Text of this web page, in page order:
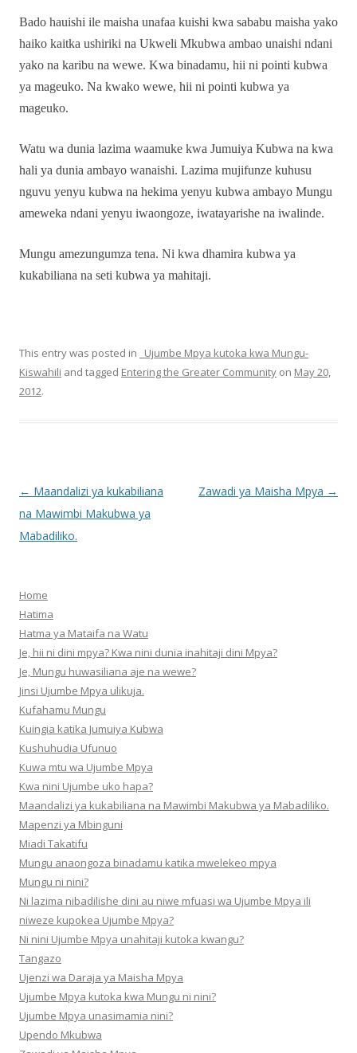
Bado hauishi ile maisha unafaa kuishi kwa sababu maisha yako
haiko kaitka ushiriki na Ukweli Mkubwa ambao unaishi ndani
yako na karibu na wewe. Kwa binadamu, hii ni pointi kubwa
ya mageuko. Na kwako wewe, hii ni pointi kubwa ya
mageuko.
Watu wa dunia lazima waamuke kwa Jumuiya Kubwa na kwa
hali ya dunia ambayo wanaishi. Lazima mujifunze kuhusu
nguvu yenyu kubwa na hekima yenyu kubwa ambayo Mungu
ameweka ndani yenyu iwaongoze, iwatayarishe na iwalinde.
Mungu amezungumza tena. Ni kwa dhamira kubwa ya
kukabiliana na seti kubwa ya mahitaji.
This entry was posted in
_Ujumbe Mpya kutoka kwa Mungu-
Kiswahili and tagged Entering the Greater Community on May 20,
2012.
Post
navigation
← Maandalizi ya kukabiliana
na Mawimbi Makubwa ya
Mabadiliko.
Zawadi ya Maisha Mpya →
Home
Hatima
Hatma ya Mataifa na Watu
Je, hii ni dini mpya? Kwa nini dunia inahitaji dini Mpya?
Je, Mungu huwasiliana aje na wewe?
Jinsi Ujumbe Mpya ulikuja.
Kufahamu Mungu
Kuingia katika Jumuiya Kubwa
Kushuhudia Ufunuo
Kuwa mtu wa Ujumbe Mpya
Kwa nini Ujumbe uko hapa?
Maandalizi ya kukabiliana na Mawimbi Makubwa ya Mabadiliko.
Mapenzi ya Mbinguni
Miadi Takatifu
Mungu anaongoza binadamu katika mwelekeo mpya
Mungu ni nini?
Ni lazima nibadilishe dini au niwe mfuasi wa Ujumbe Mpya ili
niweze kupokea Ujumbe Mpya?
Ni nini Ujumbe Mpya unahitaji kutoka kwangu?
Tangazo
Ujenzi wa Daraja ya Maisha Mpya
Ujumbe Mpya kutoka kwa Mungu ni nini?
Ujumbe Mpya unasimamia nini?
Upendo Mkubwa